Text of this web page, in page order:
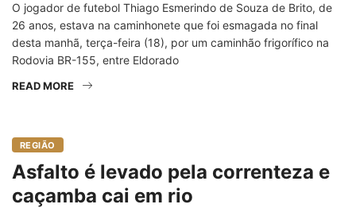
O jogador de futebol Thiago Esmerindo de Souza de Brito, de
26 anos, estava na caminhonete que foi esmagada no final
desta manhã, terça-feira (18), por um caminhão frigorífico na
Rodovia BR-155, entre Eldorado
READ MORE
REGIÃO
Asfalto é levado pela correnteza e
caçamba cai em rio